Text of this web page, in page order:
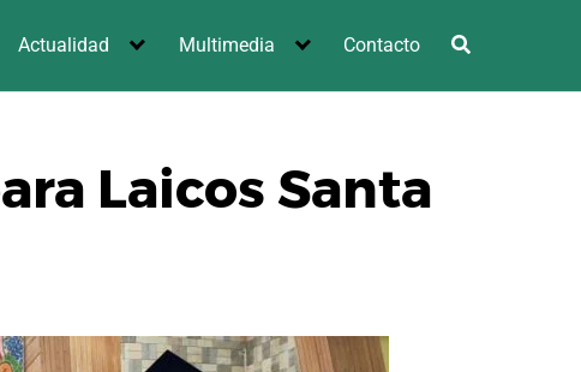
Actualidad Multimedia Contacto
Laicos Santa